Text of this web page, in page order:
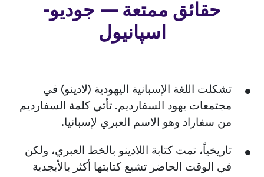
حقائق ممتعة — جوديو-
اسپانيول
تشكلت اللغة الإسبانية اليهودية (لادينو) في
مجتمعات يهود السفارديم. تأتي كلمة السفارديم
من سفاراد وهو الاسم العبري لإسبانيا.
تاريخياً، تمت كتابة اللادينو بالخط العبري، ولكن
في الوقت الحاضر تشيع كتابتها أكثر بالأبجدية